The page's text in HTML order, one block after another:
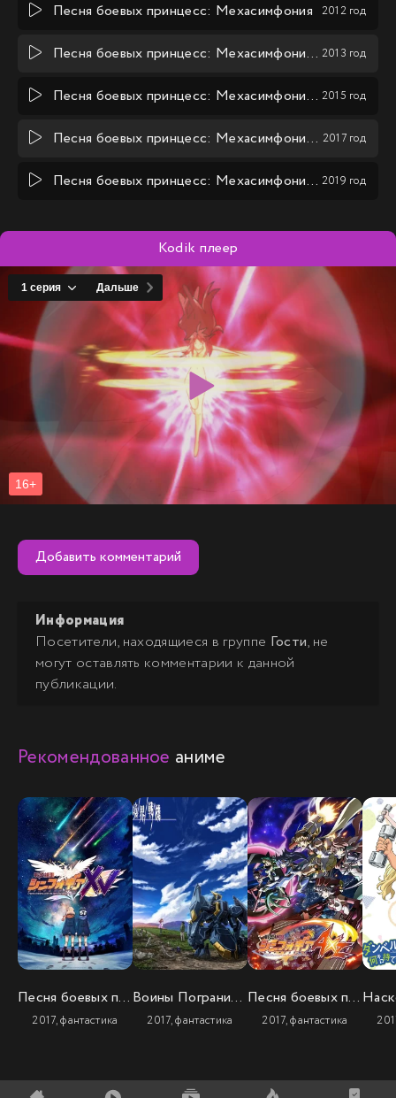
Песня боевых принцесс: Мехасимфония 2012 год
Песня боевых принцесс: Мехасимфония (2 сезон) 2013 год
Песня боевых принцесс: Мехасимфония (3 сезон) 2015 год
Песня боевых принцесс: Мехасимфония (4 сезон) 2017 год
Песня боевых принцесс: Мехасимфония (5 сезон) 2019 год
Kodik плеер
Добавить комментарий
Информация
Посетители, находящиеся в группе Гости, не
могут оставлять комментарии к данной
публикации.
Рекомендованное аниме
Песня боевых принцесс: Мехасимфония (5 сезон)
2017, фантастика
Воины Пограничья (2 сезон)
2017, фантастика
Песня боевых принцесс: Мехасимфония (4 сезон)
2017, фантастика